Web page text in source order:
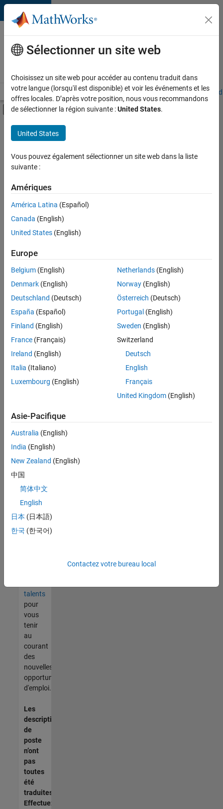
Passer au contenu
Votre
carrière
chez
Accueil Explorer nos opportunités Adresses de nos bureaux
Activer/désactiver l'affichage du menu
Contenu principal
FILTRER PAR
Ventes commerciales
Opérations commerciales
Communication marketing
Actuellement,
aucune
offre
d'emploi
correspondant
à vos
critères
de
recherche.
Vous
pouvez
élargir
votre
recherche
ou
afficher
l’ensemble
d'emploi.
malgré
tout
vous
trouvez
pas
d'offre
corresponde
à vos
talents
pour
vous
tenir
au
courant
des
nouvelles
opportunités
d'emploi.
Les
descriptions
de
poste
n’ont
pas
toutes
été
traduites.
Effectuez
Sélectionner un site web
Choisissez un site web pour accéder au contenu traduit dans
votre langue (lorsqu'il est disponible) et voir les événements et les
offres locales. D’après votre position, nous vous recommandons
de sélectionner la région suivante :United States.
United States
Vous pouvez également sélectionner un site web dans la liste
suivante :
Amériques
América Latina (Español)
Canada (English)
United States (English)
Europe
Belgium (English)
Denmark (English)
Deutschland (Deutsch)
España (Español)
Finland (English)
France (Français)
Ireland (English)
Italia (Italiano)
Luxembourg (English)
Netherlands(English)
Norway(English)
Österreich (Deutsch)
Portugal (English)
Sweden (English)
Switzerland
Deutsch
English
Français
United Kingdom(English)
Asie-Pacifique
Australia (English)
India (English)
New Zealand (English)
中国
简体中文
English
日本 (日本語)
한국 (한국어)
Contactez votre bureau local